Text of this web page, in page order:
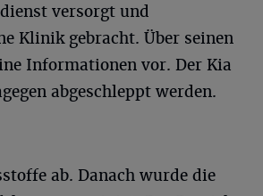
versorgt und
Klinik gebracht. Über seinen
Informationen vor. Der Kia
abgeschleppt werden.
ab. Danach wurde die